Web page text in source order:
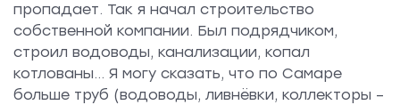
пропадает. Так я начал строительство
собственной компании. Был подрядчиком,
строил водоводы, канализации, копал
котлованы… Я могу сказать, что по Самаре
больше труб (водоводы, ливнёвки, коллекторы –